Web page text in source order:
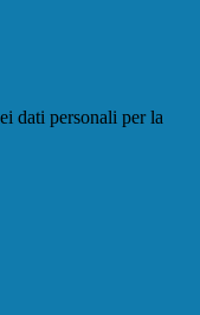
dati personali per la